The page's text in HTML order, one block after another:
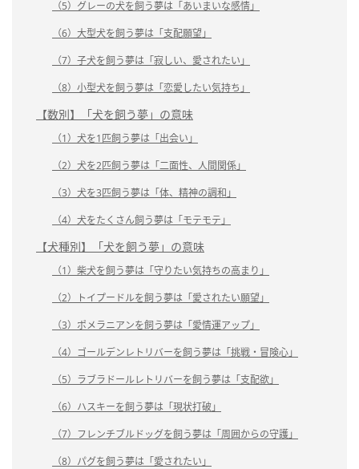
（5）グレーの犬を飼う夢は「あいまいな感情」
（6）大型犬を飼う夢は「支配願望」
（7）子犬を飼う夢は「寂しい、愛されたい」
（8）小型犬を飼う夢は「恋愛したい気持ち」
【数別】「犬を飼う夢」の意味
（1）犬を1匹飼う夢は「出会い」
（2）犬を2匹飼う夢は「二面性、人間関係」
（3）犬を3匹飼う夢は「体、精神の調和」
（4）犬をたくさん飼う夢は「モテモテ」
【犬種別】「犬を飼う夢」の意味
（1）柴犬を飼う夢は「守りたい気持ちの高まり」
（2）トイプードルを飼う夢は「愛されたい願望」
（3）ポメラニアンを飼う夢は「愛情運アップ」
（4）ゴールデンレトリバーを飼う夢は「挑戦・冒険心」
（5）ラブラドールレトリバーを飼う夢は「支配欲」
（6）ハスキーを飼う夢は「現状打破」
（7）フレンチブルドッグを飼う夢は「周囲からの守護」
（8）パグを飼う夢は「愛されたい」